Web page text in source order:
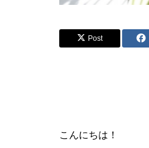
Post
こんにちは！